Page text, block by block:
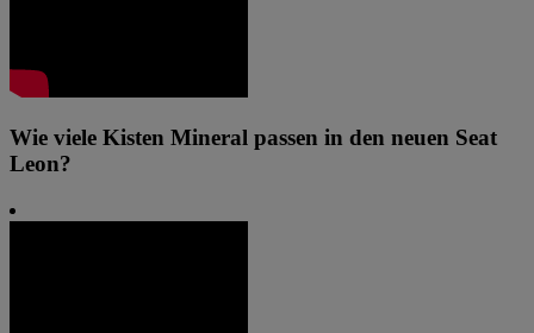
Wie viele Kisten Mineral passen in den neuen Seat
Leon?